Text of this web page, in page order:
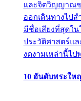
และจิตวิญญาณข
ออกเดินทางไป
มีชื่อเสียงที่สุดใ
ประวัติศาสตร์แ
งดงามเหล่านี้ไ
10 อันดับพระให